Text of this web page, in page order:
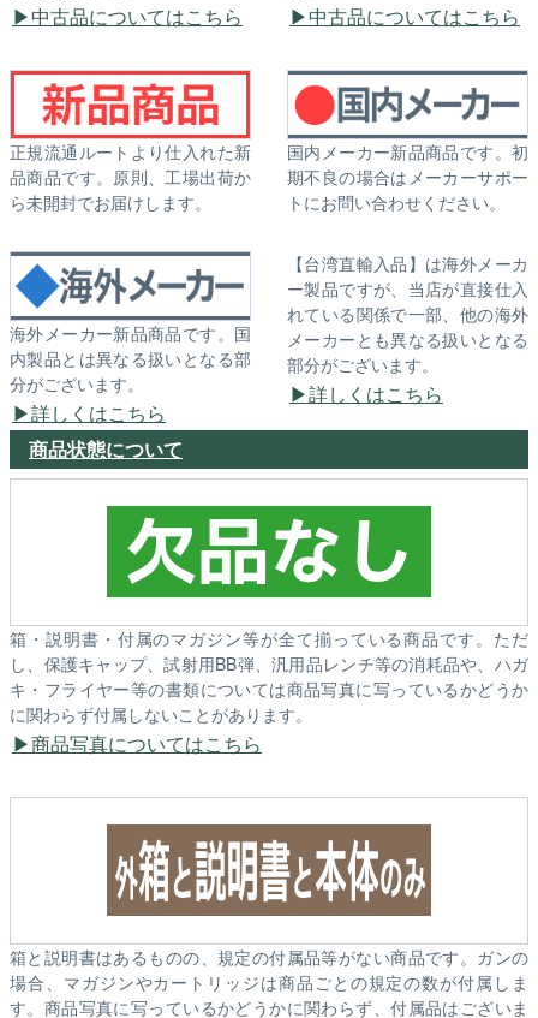
中古品についてはこちら 中古品についてはこちら
正規流通ルートより仕入れた新
品商品です。原則、工場出荷か
ら未開封でお届けします。
国内メーカー新品商品です。初
期不良の場合はメーカーサポー
トにお問い合わせください。
海外メーカー新品商品です。国
内製品とは異なる扱いとなる部
分がございます。
詳しくはこちら
【台湾直輸入品】は海外メーカ
ー製品ですが、当店が直接仕入
れている関係で一部、他の海外
メーカーとも異なる扱いとなる
部分がございます。
詳しくはこちら
商品状態について
箱・説明書・付属のマガジン等が全て揃っている商品です。ただ
し、保護キャップ、試射用BB弾、汎用品レンチ等の消耗品や、ハガ
キ・フライヤー等の書類については商品写真に写っているかどうか
に関わらず付属しないことがあります。
商品写真についてはこちら
箱と説明書はあるものの、規定の付属品等がない商品です。ガンの
場合、マガジンやカートリッジは商品ごとの規定の数が付属しま
す。商品写真に写っているかどうかに関わらず、付属品はございま